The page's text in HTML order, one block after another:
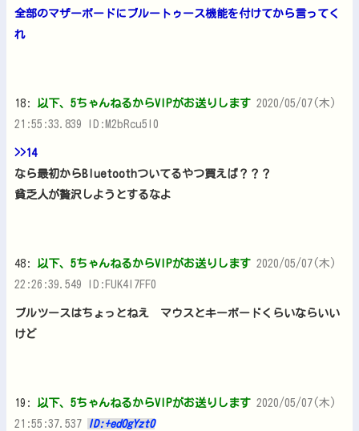
全部のマザーボードにブルートゥース機能を付けてから言ってく
れ
18: 以下、5ちゃんねるからVIPがお送りします 2020/05/07(木)
21:55:33.839 ID:M2bRcu5l0
>>14
なら最初からBluetoothついてるやつ買えば？？？
貧乏人が贅沢しようとするなよ
48: 以下、5ちゃんねるからVIPがお送りします 2020/05/07(木)
22:26:39.549 ID:FUK4l7FF0
ブルツースはちょっとねえ マウスとキーボードくらいならいい
けど
19: 以下、5ちゃんねるからVIPがお送りします 2020/05/07(木)
21:55:37.537
ID:+edOgYzt0